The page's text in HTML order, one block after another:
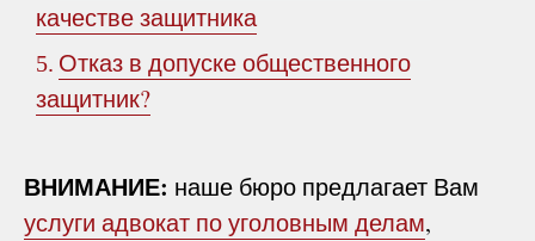
качестве защитника
5. Отказ в допуске общественного
защитник?
ВНИМАНИЕ: наше бюро предлагает Вам
услуги адвокат по уголовным делам,